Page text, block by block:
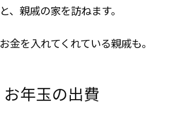
親戚の家を訪ねます。
金を入れてくれている親戚も。
年玉の出費